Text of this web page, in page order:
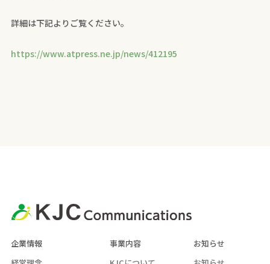
詳細は下記よりご覧ください。
https://www.atpress.ne.jp/news/412195
企業情報
事業内容
お知らせ